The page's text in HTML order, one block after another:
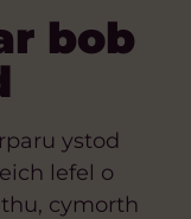
bob
ystod
lefel o
cymorth